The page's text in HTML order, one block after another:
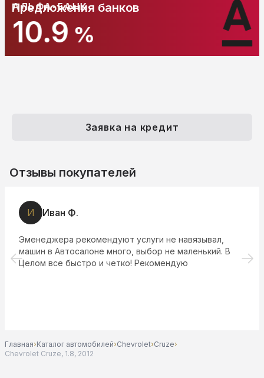
АЛЬФА-БАНК
10.9 %
Предложения банков
Заявка на кредит
Отзывы покупателей
И Иван Ф.
Эменеджера рекомендуют услуги не навязывал,
машин в Автосалоне много, выбор не маленький. В
Целом все быстро и четко! Рекомендую
Главная›Каталог автомобилей›Chevrolet›Cruze›
Chevrolet Cruze, 1.8, 2012